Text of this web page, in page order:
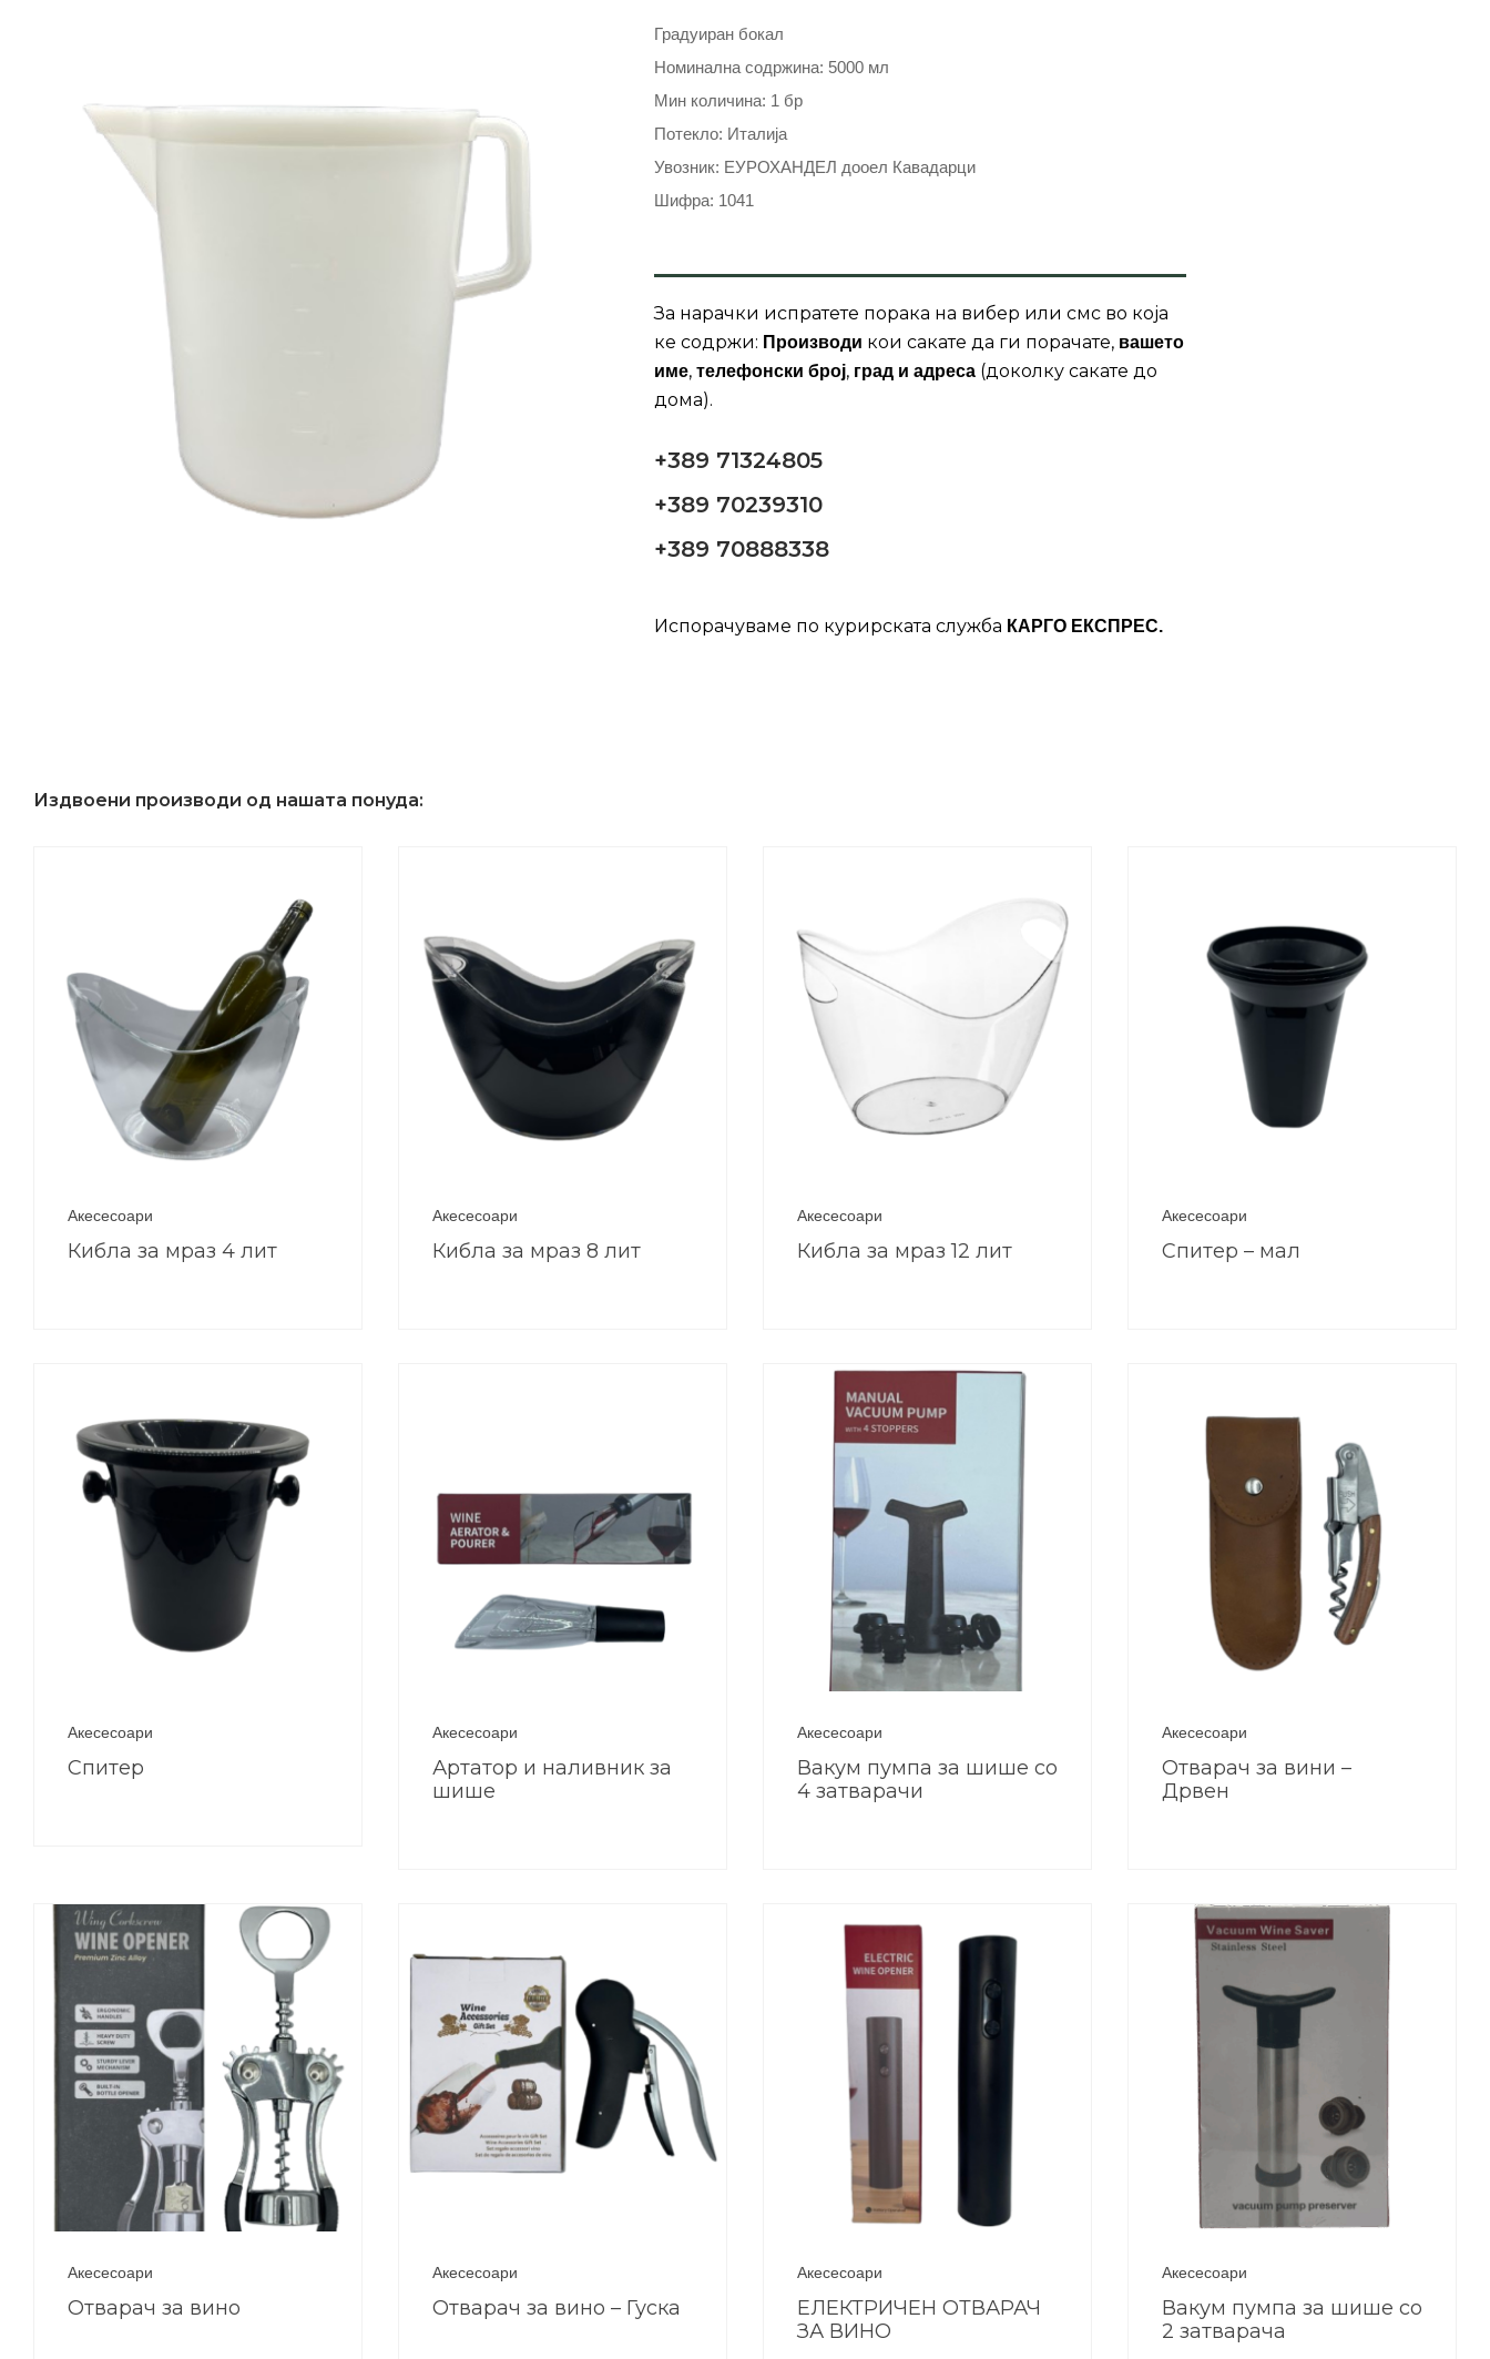
Градуиран бокал
Номинална содржина: 5000 мл
Мин количина: 1 бр
Потекло: Италија
Увозник: ЕУРОХАНДЕЛ дооел Кавадарци
Шифра: 1041
За нарачки испратете порака на вибер или смс во која
ке содржи: Производи кои сакате да ги порачате, вашето
име, телефонски број, град и адреса (доколку сакате до
дома).
+389 71324805
+389 70239310
+389 70888338
Испорачуваме по курирската служба КАРГО ЕКСПРЕС.
Издвоени производи од нашата понуда:
Акесесоари
Кибла за мраз 4 лит
Акесесоари
Кибла за мраз 8 лит
Акесесоари
Кибла за мраз 12 лит
Акесесоари
Спитер – мал
Акесесоари
Спитер
Акесесоари
Артатор и наливник за
шише
Акесесоари
Вакум пумпа за шише со
4 затварачи
Акесесоари
Отварач за вини –
Дрвен
Акесесоари
Отварач за вино
Акесесоари
Отварач за вино – Гуска
Акесесоари
ЕЛЕКТРИЧЕН ОТВАРАЧ
ЗА ВИНО
Акесесоари
Вакум пумпа за шише со
2 затварача